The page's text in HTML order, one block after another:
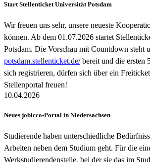
Start Stellenticket Universität Potsdam
Wir freuen uns sehr, unsere neueste
können. Ab dem 01.07.2026 startet
Potsdam. Die Vorschau mit Countdown steht
potsdam.stellenticket.de/bereit und die ersten
sich registrieren, dürfen sich über ein
Stellenportal freuen!
10.04.2026
Neues jobicco-Portal in Niedersachsen
Studierende haben unterschiedliche
Arbeiten neben dem Studium geht. Für die
Werkstudierendenstelle, bei der sie das im